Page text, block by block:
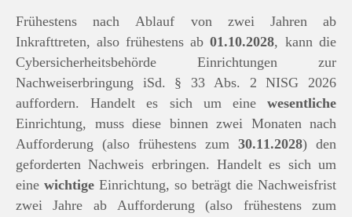
Frühestens nach Ablauf von zwei Jahren ab
Inkrafttreten, also frühestens ab 01.10.2028, kann die
Cybersicherheitsbehörde Einrichtungen zur
Nachweiserbringung iSd. § 33 Abs. 2 NISG 2026
auffordern. Handelt es sich um eine wesentliche
Einrichtung, muss diese binnen zwei Monaten nach
Aufforderung (also frühestens zum 30.11.2028) den
geforderten Nachweis erbringen. Handelt es sich um
eine wichtige Einrichtung, so beträgt die Nachweisfrist
zwei Jahre ab Aufforderung (also frühestens zum